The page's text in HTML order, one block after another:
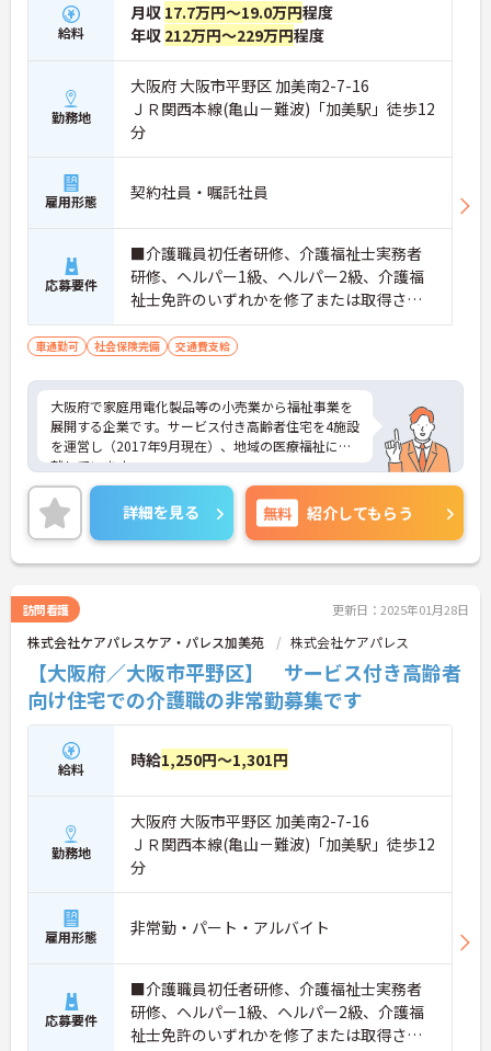
給料
月収 17.7万円～19.0万円程度
年収 212万円～229万円程度
勤務地
大阪府 大阪市平野区 加美南2-7-16
ＪＲ関西本線(亀山－難波)「加美駅」徒歩12
分
雇用形態 契約社員・嘱託社員
応募要件
■介護職員初任者研修、介護福祉士実務者
研修、ヘルパー1級、ヘルパー2級、介護福
祉士免許のいずれかを修了または取得され
た方 ■日・祝・年末年始勤務可能な方
車通勤可 社会保険完備 交通費支給
大阪府で家庭用電化製品等の小売業から福祉事業を
展開する企業です。サービス付き高齢者住宅を4施設
を運営し（2017年9月現在）、地域の医療福祉に貢
献しています。
シフトの融通が利きますので、勤務日や勤務時間な
どの相談が可能です。
趣味や学業、家庭との両立はもちろん、ダブルワー
クや扶養範囲内での勤務もご相談ください。
ご興味をお持ちの方は是非お問い合わせくださいま
詳細を見る 無料 紹介してもらう
訪問看護 更新日：2025年01月28日
株式会社ケアパレスケア・パレス加美苑 株式会社ケアパレス
【大阪府／大阪市平野区】 サービス付き高齢者
向け住宅での介護職の非常勤募集です
給料 時給1,250円～1,301円
勤務地
大阪府 大阪市平野区 加美南2-7-16
ＪＲ関西本線(亀山－難波)「加美駅」徒歩12
分
雇用形態 非常勤・パート・アルバイト
応募要件
■介護職員初任者研修、介護福祉士実務者
研修、ヘルパー1級、ヘルパー2級、介護福
祉士免許のいずれかを修了または取得され